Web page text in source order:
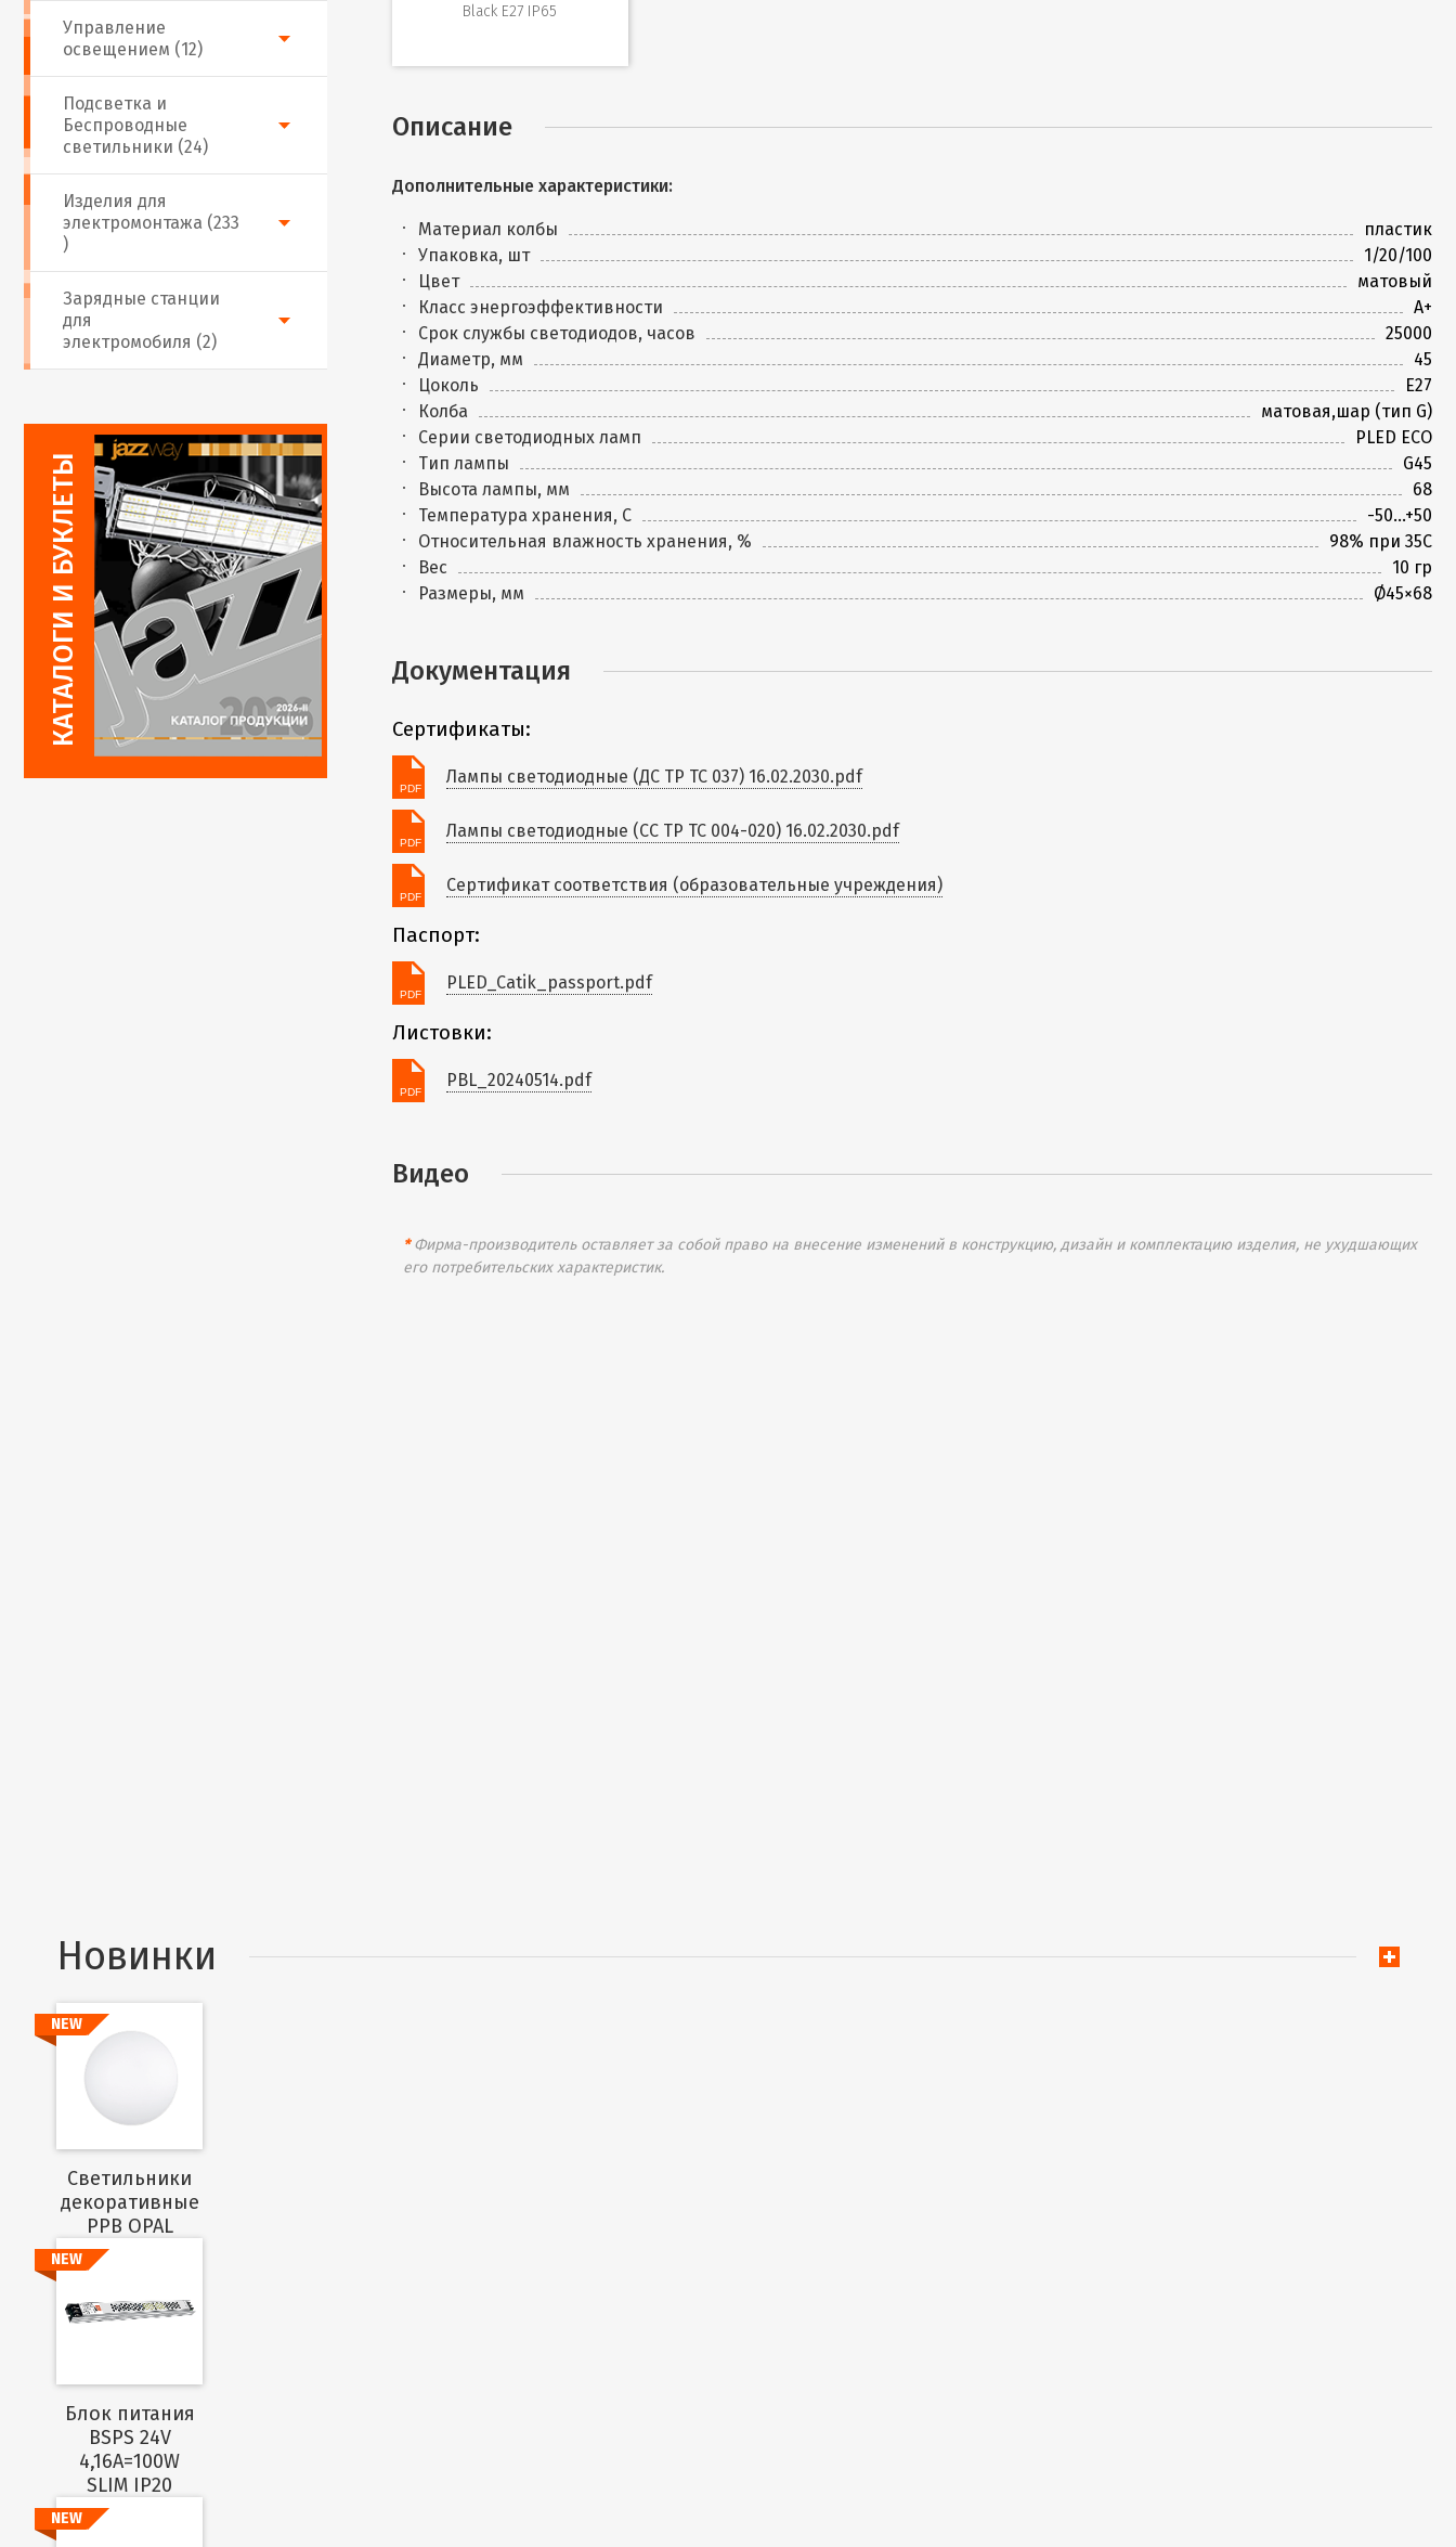
Подсветка и
Беспроводные
светильники (24)
Изделия для
электромонтажа (233
)
Управление
освещением (12)
Зарядные станции
для
электромобиля (2)
Black E27 IP65
Описание
Дополнительные характеристики:
Материал колбы
пластик
Упаковка, шт
1/20/100
Цвет
матовый
Класс энергоэффективности
А+
Срок службы светодиодов, часов
25000
Диаметр, мм
45
Цоколь
Е27
Колба
матовая,шар (тип G)
Серии светодиодных ламп
PLED ECO
Тип лампы
G45
Высота лампы, мм
68
Температура хранения, C
-50...+50
Относительная влажность хранения, %
98% при 35С
Вес
10 гр
Размеры, мм
Ø45×68
Документация
Сертификаты:
Лампы светодиодные (ДС ТР ТС 037) 16.02.2030.pdf
Лампы светодиодные (СС ТР ТС 004-020) 16.02.2030.pdf
Сертификат соответствия (образовательные учреждения)
Паспорт:
PLED_Catik_passport.pdf
Листовки:
PBL_20240514.pdf
Видео
*Фирма-производитель оставляет за собой право на внесение изменений в конструкцию, дизайн и комплектацию изделия, не ухудшающих
его потребительских характеристик.
Новинки
NEW
Cветильники
декоративные
PPB OPAL
Подробнее
NEW
Блок питания
BSPS 24V
4,16A=100W
SLIM IP20
NEW